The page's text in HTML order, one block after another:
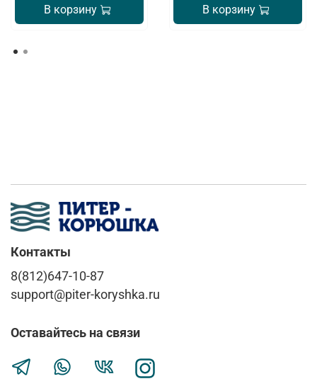
В корзину В корзину
Контакты
8(812)647-10-87
support@piter-koryshka.ru
Оставайтесь на связи